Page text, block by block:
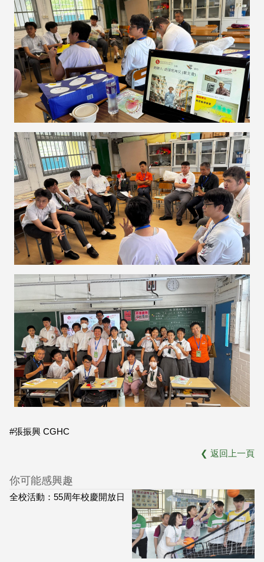
#張振興 CGHC
❮ 返回上一頁
你可能感興趣
全校活動：55周年校慶開放日